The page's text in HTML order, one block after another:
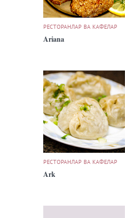
РЕСТОРАНЛАР ВА КАФЕЛАР
Ariana
РЕСТОРАНЛАР ВА КАФЕЛАР
Ark